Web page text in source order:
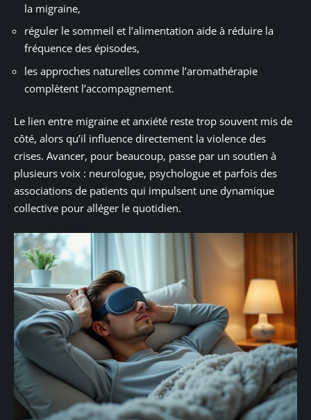
la migraine,
réguler le sommeil et l’alimentation aide à réduire la
fréquence des épisodes,
les approches naturelles comme l’aromathérapie
complètent l’accompagnement.
Le lien entre migraine et anxiété reste trop souvent mis de
côté, alors qu’il influence directement la violence des
crises. Avancer, pour beaucoup, passe par un soutien à
plusieurs voix : neurologue, psychologue et parfois des
associations de patients qui impulsent une dynamique
collective pour alléger le quotidien.